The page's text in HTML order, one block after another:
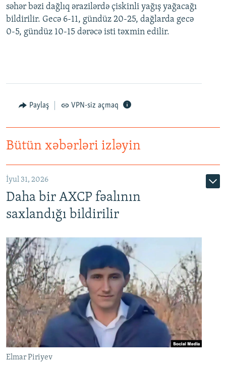
səhər bəzi dağlıq ərazilərdə çiskinli yağış yağacağı
bildirilir. Gecə 6-11, gündüz 20-25, dağlarda gecə
0-5, gündüz 10-15 dərəcə isti təxmin edilir.
Paylaş VPN-siz açmaq
Bütün xəbərləri izləyin
İyul 31, 2026
Daha bir AXCP fəalının
saxlandığı bildirilir
Elmar Piriyev